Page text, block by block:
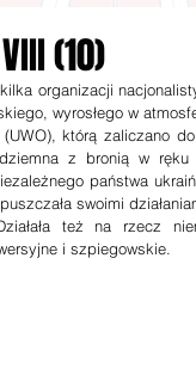
(10)
organizacji
wyrosłego w
którą zaliczano
z bronią w
państwa
swoimi
też na rzecz
i szpiegowskie.